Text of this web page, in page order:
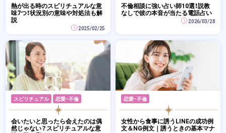
熱が出る時のスピリチュアルな意
味7つ！状況別の意味や対処法も解
説
2025/02/25
不倫相談に強い占い師10選！説教
なしで彼の本音が当たる電話占い
2026/03/28
スピリチュアル 恋愛・不倫
会いたいと思ったら会えたのは偶
然じゃない？スピリチュアルな意
恋愛・不倫
女性から食事に誘うLINEの成功例
文＆NG例文｜誘うときの基本マナ